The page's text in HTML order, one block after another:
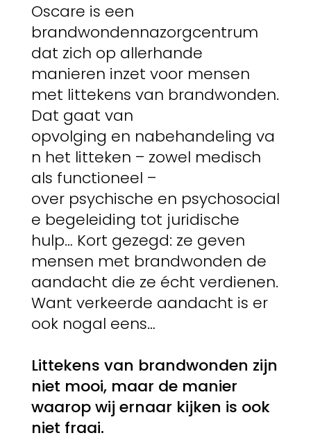
Oscare is een
brandwondennazorgcentrum
dat zich op allerhande
manieren inzet voor mensen
met littekens van brandwonden.
Dat gaat van
opvolging en nabehandeling va
n het litteken – zowel medisch
als functioneel –
over psychische en psychosocial
e begeleiding tot juridische
hulp… Kort gezegd: ze geven
mensen met brandwonden de
aandacht die ze écht verdienen.
Want verkeerde aandacht is er
ook nogal eens…
Littekens van brandwonden zijn
niet mooi, maar de manier
waarop wij ernaar kijken is ook
niet fraai.